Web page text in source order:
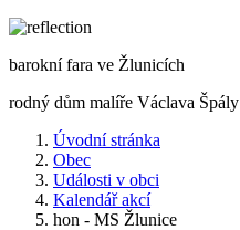
barokní fara ve Žlunicích
rodný dům malíře Václava Špály
Úvodní stránka
Obec
Události v obci
Kalendář akcí
hon - MS Žlunice